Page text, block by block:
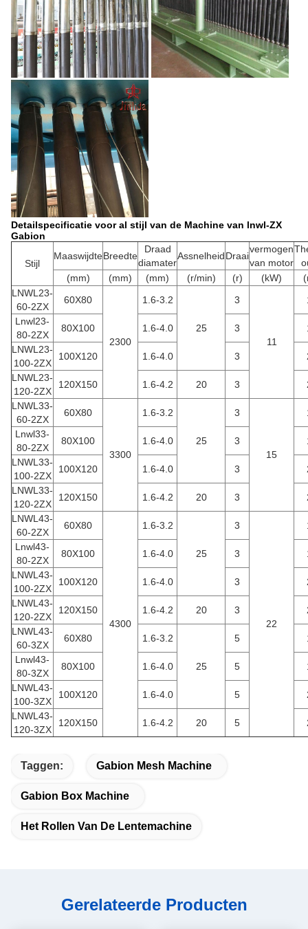
Detailspecificatie voor al stijl van de Machine van lnwl-ZX
Gabion
Stijl
MaaswijdteBreedte
Draad
diamater
AssnelheidDraai
vermogen
van motor
(mm)
(mm) (mm) (r/min) (r) (kW)
LNWL23-
60-2ZX
60X80
2300
1.6-3.2
25
3
11
Lnwl23-
80-2ZX
80X100 1.6-4.0 3
LNWL23-
100-2ZX
100X120 1.6-4.0 3
LNWL23-
120-2ZX
120X150 1.6-4.2 20 3
LNWL33-
60-2ZX
60X80
3300
1.6-3.2
25
3
15
Lnwl33-
80-2ZX
80X100 1.6-4.0 3
LNWL33-
100-2ZX
100X120 1.6-4.0 3
LNWL33-
120-2ZX
120X150 1.6-4.2 20 3
LNWL43-
60-2ZX
60X80
4300
1.6-3.2
25
3
22
Lnwl43-
80-2ZX
80X100 1.6-4.0 3
LNWL43-
100-2ZX
100X120 1.6-4.0 3
LNWL43-
120-2ZX
120X150 1.6-4.2 20 3
LNWL43-
60-3ZX
60X80 1.6-3.2
25
5
Lnwl43-
80-3ZX
80X100 1.6-4.0 5
LNWL43-
100-3ZX
100X120 1.6-4.0 5
LNWL43-
120-3ZX
120X150 1.6-4.2 20 5
Taggen: Gabion Mesh Machine
Gabion Box Machine
Het Rollen Van De Lentemachine
Gerelateerde Producten